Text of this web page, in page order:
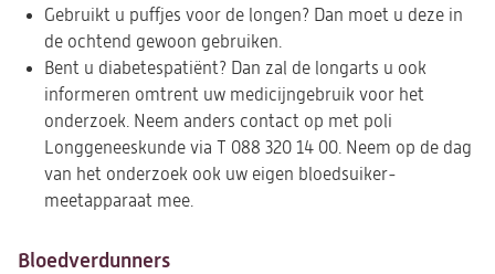
Gebruikt u puffjes voor de longen? Dan moet u deze in
de ochtend gewoon gebruiken.
Bent u diabetespatiënt? Dan zal de longarts u ook
informeren omtrent uw medicijngebruik voor het
onderzoek. Neem anders contact op met poli
Longgeneeskunde via T 088 320 14 00. Neem op de dag
van het onderzoek ook uw eigen bloedsuiker-
meetapparaat mee.
Bloedverdunners